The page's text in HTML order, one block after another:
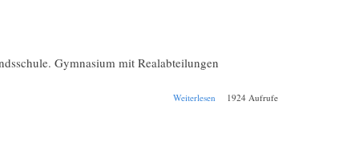
Gymnasium mit Realabteilungen
Weiterlesen über Schul-
1924 Aufrufe